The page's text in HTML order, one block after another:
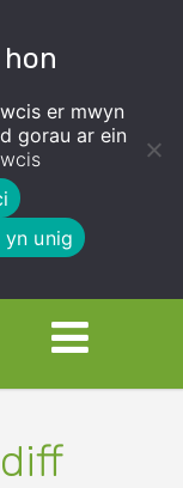
er mwyn
gorau ar ein
unig